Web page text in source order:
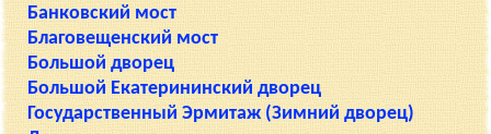
Банковский мост
Благовещенский мост
Большой дворец
Большой Екатерининский дворец
Государственный Эрмитаж (Зимний дворец)